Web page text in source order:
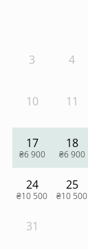
3 4
10 11
17
₴6 900
18
₴6 900
24
₴10 500
25
₴10 500
31